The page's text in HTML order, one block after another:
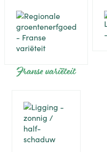
Franse variëteit